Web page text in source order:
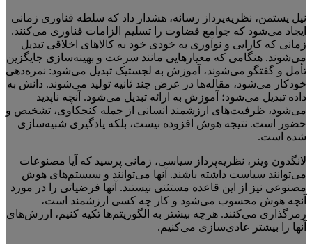
نیل پستمن، نظریه‌پرداز رسانه، هشدار داد که سلطه فناوری زمانی
ایجاد می‌شود که جوامع قضاوت را تسلیم الزامات فناوری می‌کنند.
زمانی که کارایی و نوآوری به خودی خود به کالاهای اخلاقی تبدیل
می‌شوند. هنگامی که معیارهایی مانند سرعت و بهینه‌سازی جایگزین
تأمل و گفتگو می‌شوند، آموزش به لجستیک تبدیل می‌شود: نمره‌دهی
خودکار می‌شود، مقاله‌ها در عرض چند ثانیه تولید می‌شوند. دانش به
داده تبدیل می‌شود؛ آموزش به ارائه تبدیل می‌شود. آنچه ناپدید
می‌شود، ظرفیت‌های ارزشمند انسانی از جمله کنجکاوی، تشخیص و
حضور است. نتیجه هوش افزوده نیست، بلکه یادگیری شبیه‌سازی
شده است.
لانگدون وینر، نظریه‌پرداز سیاسی، زمانی پرسید که آیا مصنوعات
می‌توانند سیاست داشته باشند. آنها می‌توانند و سیستم‌های هوش
مصنوعی نیز از این قاعده مستثنی نیستند. آنها فرضیاتی را در مورد
آنچه هوش محسوب می‌شود و کار چه کسی ارزشمند است،
رمزگذاری می‌کنند. هرچه بیشتر به الگوریتم‌ها تکیه کنیم، ارزش‌های
آنها را بیشتر عادی‌سازی می‌کنیم.